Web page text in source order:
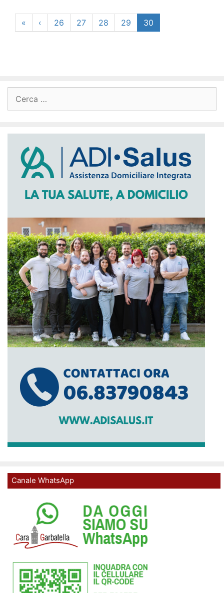
« ‹ 26 27 28 29 30
per:
Canale WhatsApp